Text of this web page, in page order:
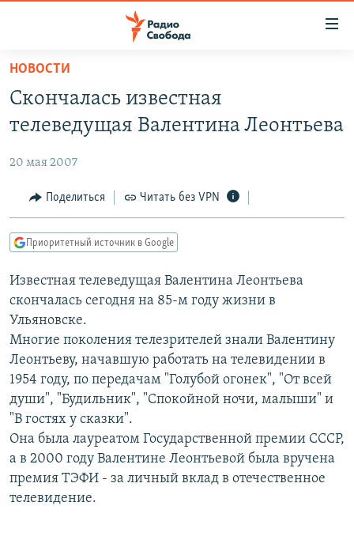
упрощенного
доступа
основному
Вернутся
главной
навигации
Вернутся
поиску
АВТОРСКИЕ ПРОЕКТЫ
ЦИТАТЫ СВОБОДЫ
МНЕНИЯ
IDEL.РЕАЛИИ
КАВКАЗ.РЕАЛИИ
СЕВЕР.РЕАЛИИ
СИБИРЬ.РЕАЛИИ
РАСПИСАНИЕ ВЕЩАНИЯ
ПОДПИШИТЕСЬ НА РАССЫЛКУ
СОЦИАЛЬНЫЕ СЕТИ
НОВОСТИ
Скончалась известная
телеведущая Валентина Леонтьева
20 мая 2007
Поделиться Читать без VPN
Приоритетный источник в Google
Известная телеведущая Валентина Леонтьева
скончалась сегодня на 85-м году жизни в
Ульяновске.
Многие поколения телезрителей знали Валентину
Леонтьеву, начавшую работать на телевидении в
1954 году, по передачам "Голубой огонек", "От всей
души", "Будильник", "Спокойной ночи, малыши" и
"В гостях у сказки".
Она была лауреатом Государственной премии СССР,
а в 2000 году Валентине Леонтьевой была вручена
премия ТЭФИ - за личный вклад в отечественное
телевидение.